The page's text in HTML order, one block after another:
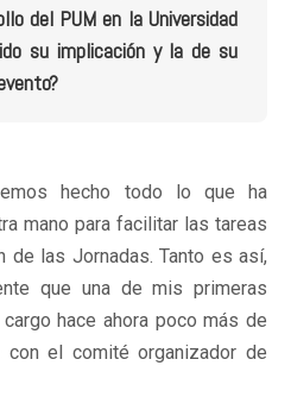
del PUM en la Universidad
su implicación y la de su
hecho todo lo que ha
mano para facilitar las tareas
de las Jornadas. Tanto es así,
que una de mis primeras
hace ahora poco más de
el comité organizador de